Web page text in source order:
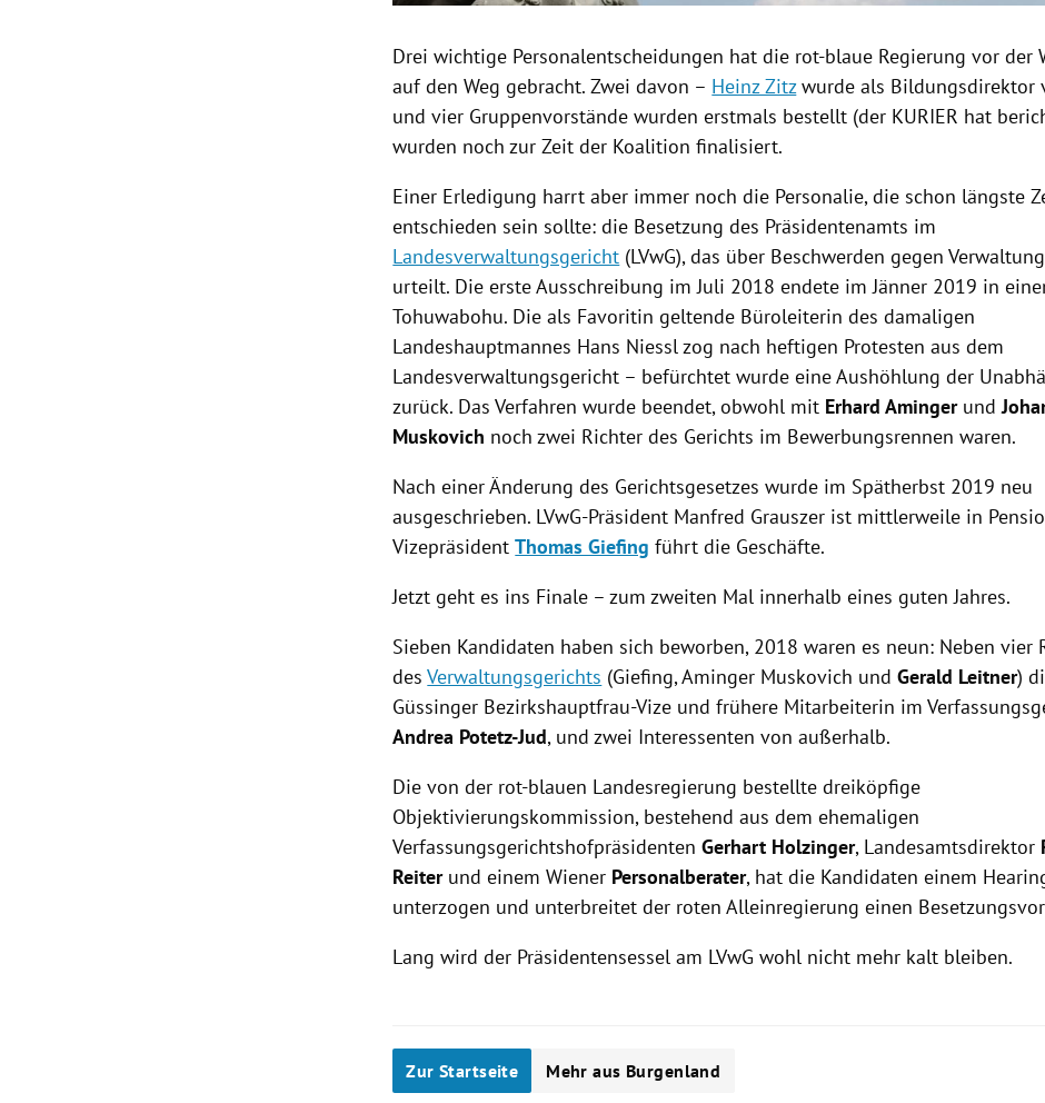
Drei wichtige Personalentscheidungen hat die rot-blaue Regierung vor der
auf den Weg gebracht. Zwei davon – Heinz Zitzwurde als Bildungsdirektor
und vier Gruppenvorstände wurden erstmals bestellt (der KURIER hat
wurden noch zur Zeit der Koalition finalisiert.
Einer Erledigung harrt aber immer noch die Personalie, die schon längste
entschieden sein sollte: die Besetzung des Präsidentenamts im
Landesverwaltungsgericht (LVwG), das über Beschwerden gegen
urteilt. Die erste Ausschreibung im Juli 2018 endete im Jänner 2019 in
Tohuwabohu. Die als Favoritin geltende Büroleiterin des damaligen
Landeshauptmannes Hans Niesslzog nach heftigen Protesten aus dem
Landesverwaltungsgericht – befürchtet wurde eine Aushöhlung der
zurück. Das Verfahren wurde beendet, obwohl mit Erhard Amingerund
Muskovich noch zwei Richter des Gerichts im Bewerbungsrennen waren.
Nach einer Änderung des Gerichtsgesetzes wurde im Spätherbst 2019 neu
ausgeschrieben. LVwG-Präsident Manfred Grauszer ist mittlerweile in
VizepräsidentThomas Giefing führt die Geschäfte.
Jetzt geht es ins Finale – zum zweiten Mal innerhalb eines guten Jahres.
Sieben Kandidaten haben sich beworben, 2018 waren es neun: Neben vier
desVerwaltungsgerichts (Giefing, Aminger Muskovich undGerald Leitner)
Güssinger Bezirkshauptfrau-Vize und frühere Mitarbeiterin im
Andrea Potetz-Jud, und zwei Interessenten von außerhalb.
Die von der rot-blauen Landesregierung bestellte dreiköpfige
Objektivierungskommission, bestehend aus dem ehemaligen
VerfassungsgerichtshofpräsidentenGerhart Holzinger, Landesamtsdirektor
Reiterund einem Wiener Personalberater, hat die Kandidaten einem
unterzogen und unterbreitet der roten Alleinregierung einen
Lang wird der Präsidentensessel am LVwG wohl nicht mehr kalt bleiben.
Zur Startseite Mehr aus Burgenland